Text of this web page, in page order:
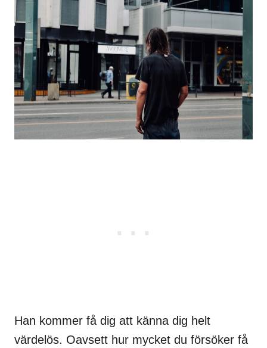
Han kommer få dig att känna dig helt
värdelös. Oavsett hur mycket du försöker få